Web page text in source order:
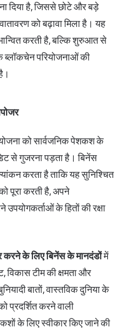
दिया है, जिससे छोटे और बड़े
को बढ़ावा मिला है। यह
करती है, बल्कि शुरुआत से
ब्लॉकचेन परियोजनाओं की
को सार्वजनिक पेशकश के
से गुजरना पड़ता है। बिनेंस
करता है ताकि यह सुनिश्चित
पूरा करती है, अपने
के हितों की रक्षा
करने के लिए बिनेंस के मानदंडोंमें
विकास टीम की क्षमता और
बातों, वास्तविक दुनिया के
प्रदर्शित करने वाली
के लिए स्वीकार किए जाने की